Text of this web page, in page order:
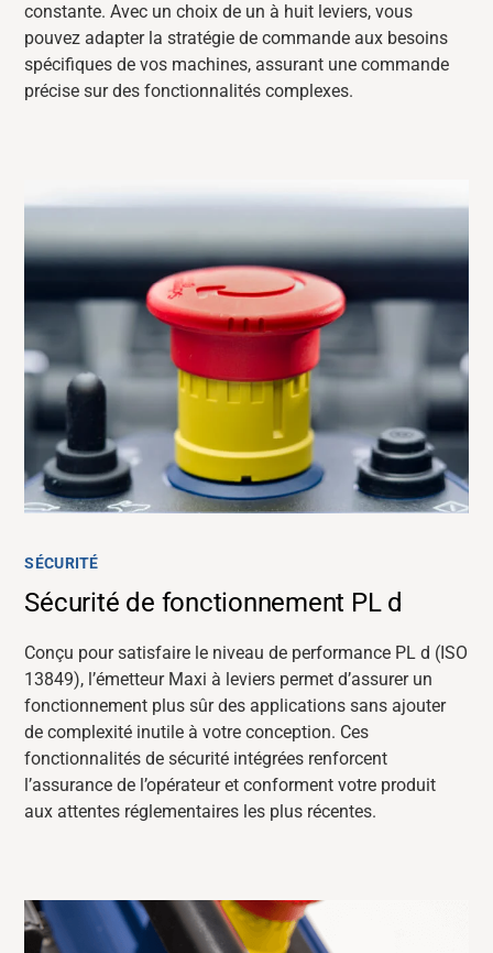
constante. Avec un choix de un à huit leviers, vous
pouvez adapter la stratégie de commande aux besoins
spécifiques de vos machines, assurant une commande
précise sur des fonctionnalités complexes.
SÉCURITÉ
Sécurité de fonctionnement PL d
Conçu pour satisfaire le niveau de performance PL d (ISO
13849), l’émetteur Maxi à leviers permet d’assurer un
fonctionnement plus sûr des applications sans ajouter
de complexité inutile à votre conception. Ces
fonctionnalités de sécurité intégrées renforcent
l’assurance de l’opérateur et conforment votre produit
aux attentes réglementaires les plus récentes.